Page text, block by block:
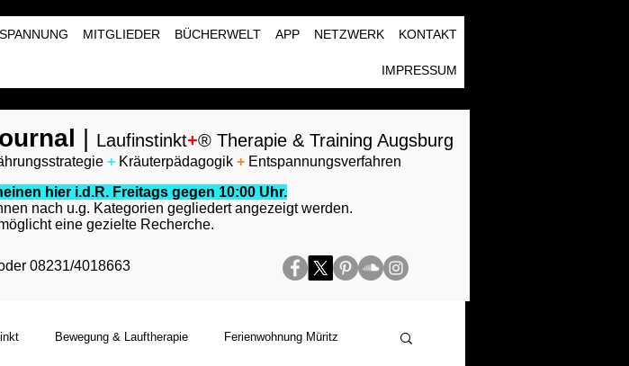
MITGLIEDER BÜCHERWELT APP NETZWERK KONTAKT
IMPRESSUM
Laufinstinkt+® Therapie & Training Augsburg
+ Kräuterpädagogik + Entspannungsverfahren
hier i.d.R. Freitags gegen 10:00 Uhr.
nach u.g. Kategorien gegliedert angezeigt werden.
eine gezielte Recherche.
08231/4018663
Bewegung & Lauftherapie Ferienwohnung Müritz